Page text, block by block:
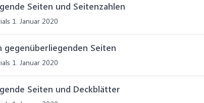
Seiten und Seitenzahlen
1. Januar 2020
gegenüberliegenden Seiten
1. Januar 2020
Seiten und Deckblätter